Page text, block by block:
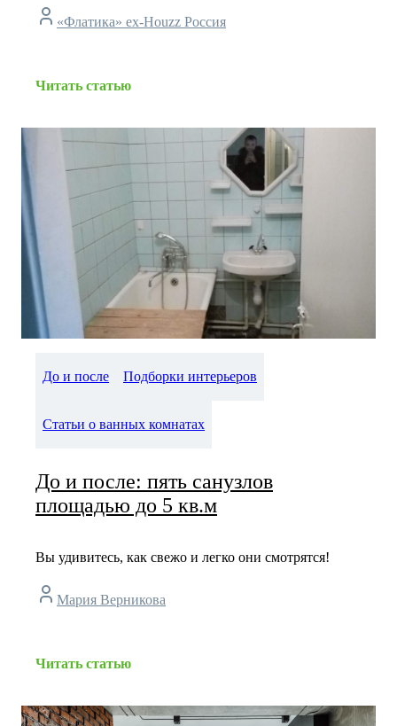
«Флатика» ex-Houzz Россия
Читать статью
До и после Подборки интерьеров
Статьи о ванных комнатах
До и после: пять санузлов
площадью до 5 кв.м
Вы удивитесь, как свежо и легко они смотрятся!
Мария Верникова
Читать статью